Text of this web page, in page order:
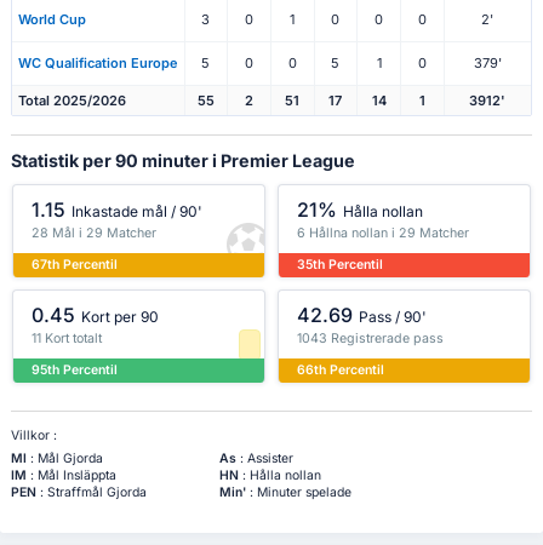
World Cup 3 0 1 0 0 0 2'
WC Qualification Europe 5 0 0 5 1 0 379'
Total 2025/2026 55 2 51 17 14 1 3912'
Statistik per 90 minuter i Premier League
1.15 Inkastade mål / 90'
28 Mål i 29 Matcher
67th Percentil
21% Hålla nollan
6 Hållna nollan i 29 Matcher
35th Percentil
0.45 Kort per 90
11 Kort totalt
95th Percentil
42.69 Pass / 90'
1043 Registrerade pass
66th Percentil
Villkor :
Ml : Mål Gjorda As: Assister
IM : Mål Insläppta HN: Hålla nollan
PEN: Straffmål Gjorda Min': Minuter spelade